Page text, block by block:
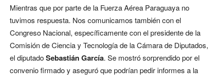
Mientras que por parte de la Fuerza Aérea Paraguaya no
tuvimos respuesta. Nos comunicamos también con el
Congreso Nacional, específicamente con el presidente de la
Comisión de Ciencia y Tecnología de la Cámara de Diputados,
el diputadoSebastián García. Se mostró sorprendido por el
convenio firmado y aseguró que podrían pedir informes a la